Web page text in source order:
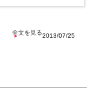
2013/07/25